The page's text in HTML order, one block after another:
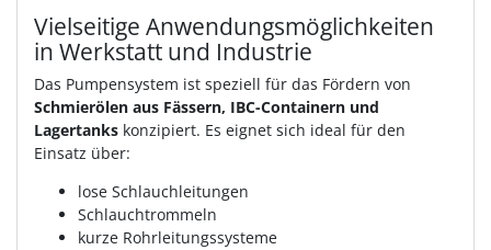
Vielseitige Anwendungsmöglichkeiten
in Werkstatt und Industrie
Das Pumpensystem ist speziell für das Fördern von
Schmierölen aus Fässern, IBC-Containern und
Lagertanks konzipiert. Es eignet sich ideal für den
Einsatz über:
lose Schlauchleitungen
Schlauchtrommeln
kurze Rohrleitungssysteme